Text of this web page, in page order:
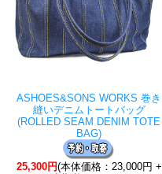
ASHOES&SONS WORKS 巻き
縫いデニムトートバッグ
(ROLLED SEAM DENIM TOTE
BAG)
25,300円(本体価格：23,000円 +